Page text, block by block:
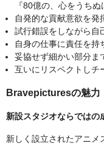
『80億の、心をうち
自発的な貢献意欲を発
試行錯誤をしながら自
自身の仕事に責任を持
妥協せず細かい部分ま
互いにリスペクトしチ
Bravepicturesの魅力
新設スタジオならではの
新しく設立されたアニメ